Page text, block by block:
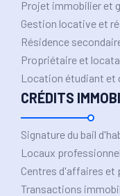
Projet immobilier et
Gestion locative et
Résidence
Propriétaire et
Location étudiant et
CRÉDITS
Signature du bail
Locaux
Centres d'affaires et
Transactions